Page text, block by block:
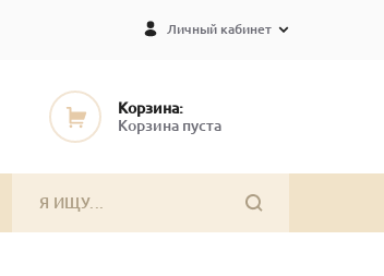
Личный кабинет
Корзина:
Корзина пуста